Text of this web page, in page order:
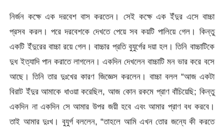
নির্জন কক্ষে এক দরবেশ বাস করতেন। সেই কক্ষে এক ইঁদুর এসে বাচ্চা
প্রসব করল। পরে দরবেশকে দেখতে পেয়ে সব কয়টি পালিয়ে গেল। কিন্তু
একটি ইঁদুরের বাচ্চা রয়ে গেল। বাচ্চার প্রতি বুযুর্গের দয়া হল। তিনি বাচ্চাটিকে
দুধ ইত্যাদি পান করাতে লাগলেন। একদিন দেখলেন বাচ্চাটি মন ভার করে বসে
আছে। তিনি তার দুঃখের কারণ জিজ্ঞেস করলেন। বাচ্চা বলল “আজ একটা
বিরাট ইঁদুর আমাকে ধাওয়া করেছিল, আজ কোন রকমে প্রাণ বাঁচিয়েছি; কিন্তু
একদিন না একদিন সে আমার উপর জয়ী হবে এবং আমার প্রাণ বধ করবে।
তাই আমার দুঃখ। বুযুর্গ বললেন, “তাহলে আমি এখন তোর জন্যে কী করতে